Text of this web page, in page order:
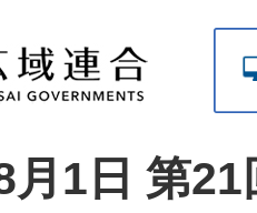
月1日 第